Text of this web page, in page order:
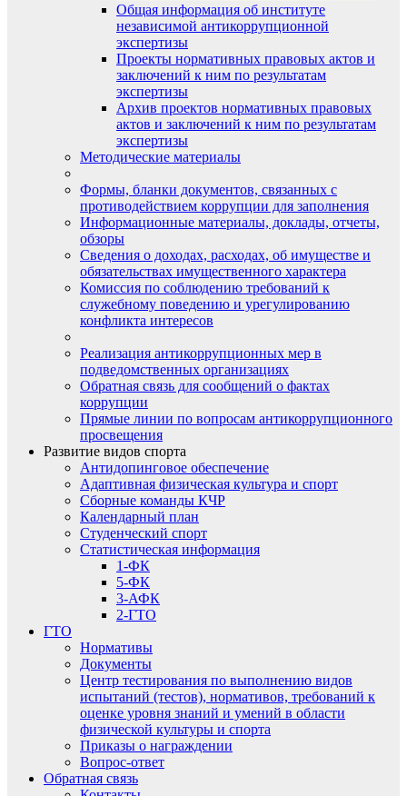
Общая информация об институте
независимой антикоррупционной
экспертизы
Проекты нормативных правовых актов и
заключений к ним по результатам
экспертизы
Архив проектов нормативных правовых
актов и заключений к ним по результатам
экспертизы
Методические материалы
Формы, бланки документов, связанных с
противодействием коррупции для заполнения
Информационные материалы, доклады, отчеты,
обзоры
Сведения о доходах, расходах, об имуществе и
обязательствах имущественного характера
Комиссия по соблюдению требований к
служебному поведению и урегулированию
конфликта интересов
Реализация антикоррупционных мер в
подведомственных организациях
Обратная связь для сообщений о фактах
коррупции
Прямые линии по вопросам антикоррупционного
просвещения
Развитие видов спорта
Антидопинговое обеспечение
Адаптивная физическая культура и спорт
Сборные команды КЧР
Календарный план
Студенческий спорт
Статистическая информация
1-ФК
5-ФК
3-АФК
2-ГТО
ГТО
Нормативы
Документы
Центр тестирования по выполнению видов
испытаний (тестов), нормативов, требований к
оценке уровня знаний и умений в области
физической культуры и спорта
Приказы о награждении
Вопрос-ответ
Обратная связь